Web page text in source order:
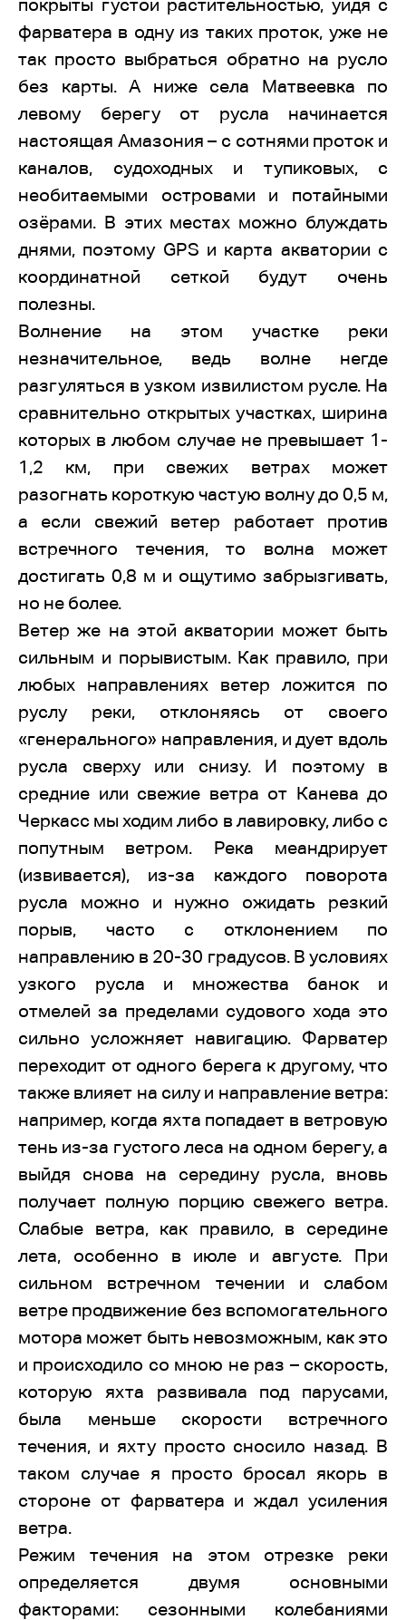
покрыты густой растительностью, уйдя с
фарватера в одну из таких проток, уже не
так просто выбраться обратно на русло
без карты. А ниже села Матвеевка по
левому берегу от русла начинается
настоящая Амазония – с сотнями проток и
каналов, судоходных и тупиковых, с
необитаемыми островами и потайными
озёрами. В этих местах можно блуждать
днями, поэтому GPS и карта акватории с
координатной сеткой будут очень
полезны.
Волнение на этом участке реки
незначительное, ведь волне негде
разгуляться в узком извилистом русле. На
сравнительно открытых участках, ширина
которых в любом случае не превышает 1-
1,2 км, при свежих ветрах может
разогнать короткую частую волну до 0,5 м,
а если свежий ветер работает против
встречного течения, то волна может
достигать 0,8 м и ощутимо забрызгивать,
но не более.
Ветер же на этой акватории может быть
сильным и порывистым. Как правило, при
любых направлениях ветер ложится по
руслу реки, отклоняясь от своего
«генерального» направления, и дует вдоль
русла сверху или снизу. И поэтому в
средние или свежие ветра от Канева до
Черкасс мы ходим либо в лавировку, либо с
попутным ветром. Река меандрирует
(извивается), из-за каждого поворота
русла можно и нужно ожидать резкий
порыв, часто с отклонением по
направлению в 20-30 градусов. В условиях
узкого русла и множества банок и
отмелей за пределами судового хода это
сильно усложняет навигацию. Фарватер
переходит от одного берега к другому, что
также влияет на силу и направление ветра:
например, когда яхта попадает в ветровую
тень из-за густого леса на одном берегу, а
выйдя снова на середину русла, вновь
получает полную порцию свежего ветра.
Слабые ветра, как правило, в середине
лета, особенно в июле и августе. При
сильном встречном течении и слабом
ветре продвижение без вспомогательного
мотора может быть невозможным, как это
и происходило со мною не раз – скорость,
которую яхта развивала под парусами,
была меньше скорости встречного
течения, и яхту просто сносило назад. В
таком случае я просто бросал якорь в
стороне от фарватера и ждал усиления
ветра.
Режим течения на этом отрезке реки
определяется двумя основными
факторами: сезонными колебаниями